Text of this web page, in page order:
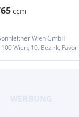
ccm
Wien GmbH
Wien, 10. Bezirk,